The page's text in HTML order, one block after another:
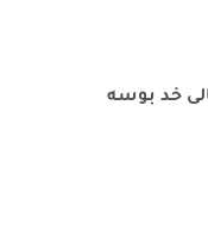
خد بوسه